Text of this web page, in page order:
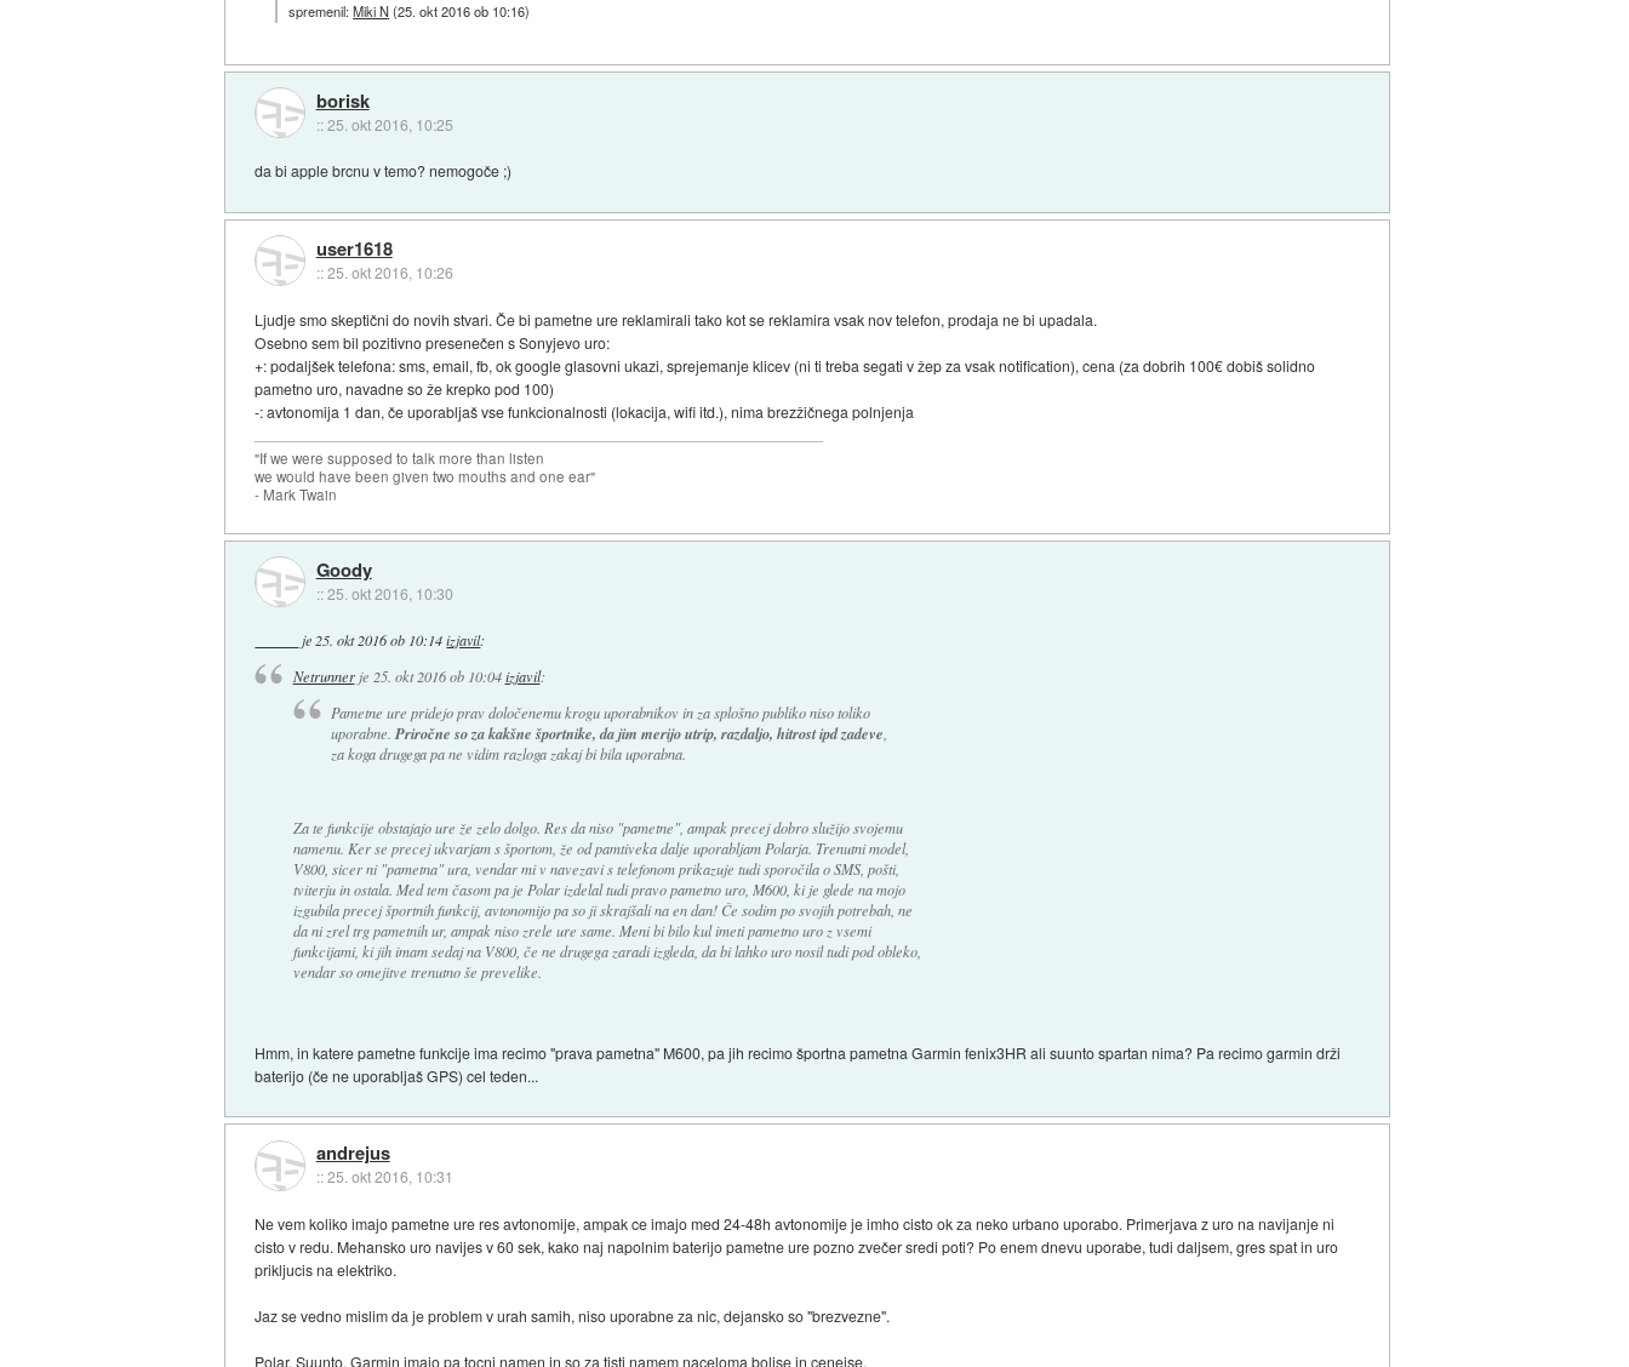
spremenil:Miki N(25. okt 2016 ob 10:16)
borisk
::25. okt 2016, 10:25
da bi apple brcnu v temo? nemogoče ;)
user1618
::25. okt 2016, 10:26
Ljudje smo skeptični do novih stvari. Če bi pametne ure reklamirali tako kot se reklamira vsak nov telefon, prodaja ne bi upadala.
Osebno sem bil pozitivno presenečen s Sonyjevo uro:
+: podaljšek telefona: sms, email, fb, ok google glasovni ukazi, sprejemanje klicev (ni ti treba segati v žep za vsak notification), cena (za dobrih 100€ dobiš solidno
pametno uro, navadne so že krepko pod 100)
-: avtonomija 1 dan, če uporabljaš vse funkcionalnosti (lokacija, wifi itd.), nima brezžičnega polnjenja
"If we were supposed to talk more than listen
we would have been given two mouths and one ear"
- Mark Twain
Goody
::25. okt 2016, 10:30
je 25. okt 2016 ob 10:14 izjavil:
Netrunnerje 25. okt 2016 ob 10:04 izjavil:
Pametne ure pridejo prav določenemu krogu uporabnikov in za splošno publiko niso toliko
uporabne. Priročne so za kakšne športnike, da jim merijo utrip, razdaljo, hitrost ipd zadeve
za koga drugega pa ne vidim razloga zakaj bi bila uporabna.
Za te funkcije obstajajo ure že zelo dolgo. Res da niso "pametne", ampak precej dobro služijo svojemu
namenu. Ker se precej ukvarjam s športom, že od pamtiveka dalje uporabljam Polarja. Trenutni model,
V800, sicer ni "pametna" ura, vendar mi v navezavi s telefonom prikazuje tudi sporočila o SMS, pošti,
tviterju in ostala. Med tem časom pa je Polar izdelal tudi pravo pametno uro, M600, ki je glede na mojo
izgubila precej športnih funkcij, avtonomijo pa so ji skrajšali na en dan! Če sodim po svojih potrebah, ne
da ni zrel trg pametnih ur, ampak niso zrele ure same. Meni bi bilo kul imeti pametno uro z vsemi
funkcijami, ki jih imam sedaj na V800, če ne drugega zaradi izgleda, da bi lahko uro nosil tudi pod obleko,
vendar so omejitve trenutno še prevelike.
Hmm, in katere pametne funkcije ima recimo "prava pametna" M600, pa jih recimo športna pametna Garmin fenix3HR ali suunto spartan nima? Pa recimo garmin drži
baterijo (če ne uporabljaš GPS) cel teden...
andrejus
::25. okt 2016, 10:31
Ne vem koliko imajo pametne ure res avtonomije, ampak ce imajo med 24-48h avtonomije je imho cisto ok za neko urbano uporabo. Primerjava z uro na navijanje ni
cisto v redu. Mehansko uro navijes v 60 sek, kako naj napolnim baterijo pametne ure pozno zvečer sredi poti? Po enem dnevu uporabe, tudi daljsem, gres spat in uro
prikljucis na elektriko.
Jaz se vedno mislim da je problem v urah samih, niso uporabne za nic, dejansko so "brezvezne".
Polar, Suunto, Garmin imajo pa tocni namen in so za tisti namem naceloma boljse in cenejse.